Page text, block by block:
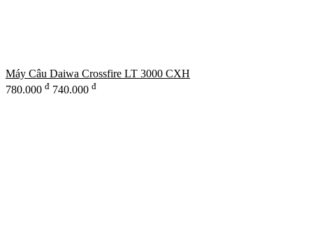
Máy Câu Daiwa Crossfire LT 3000 CXH
780.000 đ 740.000 đ